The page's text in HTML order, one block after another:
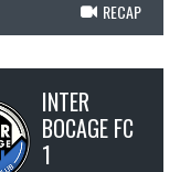
RECAP
INTER
BOCAGE FC
1